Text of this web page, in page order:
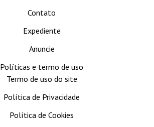
Contato
Expediente
Anuncie
Políticas e termo de uso
Termo de uso do site
Política de Privacidade
Política de Cookies